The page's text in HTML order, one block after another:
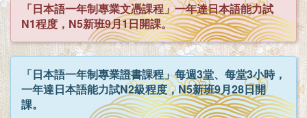
「日本語一年制專業文憑課程」一年達日本語能力試
N1程度，N5新班9月1日開課。
「日本語一年制專業證書課程」每週3堂、每堂3小時，
一年達日本語能力試N2級程度，N5新班9月28日開
課。